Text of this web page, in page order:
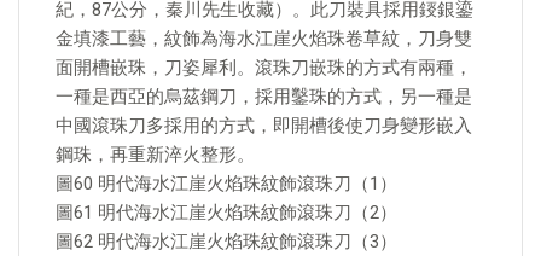
紀，87公分，秦川先生收藏）。此刀裝具採用鋄銀鎏
金填漆工藝，紋飾為海水江崖火焰珠卷草紋，刀身雙
面開槽嵌珠，刀姿犀利。滾珠刀嵌珠的方式有兩種，
一種是西亞的烏茲鋼刀，採用鑿珠的方式，另一種是
中國滾珠刀多採用的方式，即開槽後使刀身變形嵌入
鋼珠，再重新淬火整形。
圖60 明代海水江崖火焰珠紋飾滾珠刀（1）
圖61 明代海水江崖火焰珠紋飾滾珠刀（2）
圖62 明代海水江崖火焰珠紋飾滾珠刀（3）